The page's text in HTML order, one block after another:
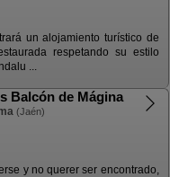
un alojamiento turístico de
respetando su estilo
...
Balcón de Mágina
(Jaén)
y no querer ser encontrado,